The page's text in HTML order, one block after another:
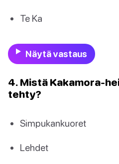
Te Ka
Näytä vastaus
4. Mistä Kakamora-
tehty?
Simpukankuoret
Lehdet